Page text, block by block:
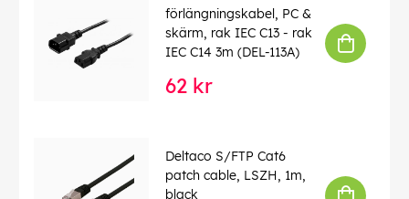
förlängningskabel, PC &
skärm, rak IEC C13 - rak
IEC C14 3m (DEL-113A)
62 kr
Deltaco S/FTP Cat6
patch cable, LSZH, 1m,
black